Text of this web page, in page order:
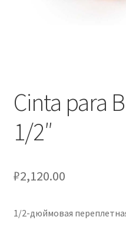
Cinta para
1/2″
₽2,120.00
1/2-дюймовая